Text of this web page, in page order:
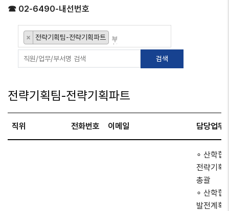
☎ 02-6490-내선번호
× 전략기획팀-전략기획파트
전략기획팀-전략기획파트
직위 전화번호 이메일 담당업무
∘ 산학협
전략기획
총괄
∘ 산학협
발전계획